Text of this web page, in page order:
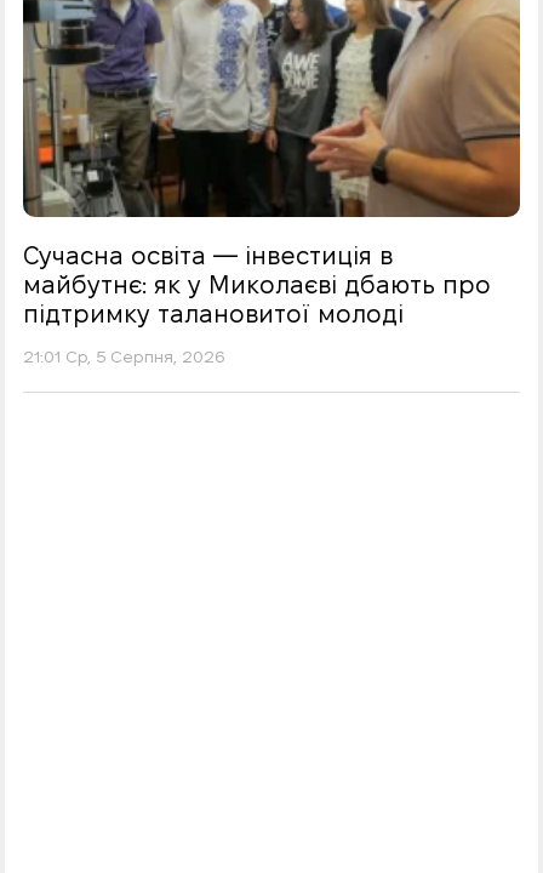
Сучасна освіта — інвестиція в
майбутнє: як у Миколаєві дбають про
підтримку талановитої молоді
21:01 Ср, 5 Серпня, 2026